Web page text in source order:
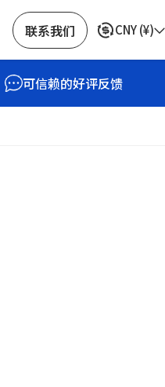
联系我们 CNY(¥)
可信赖的好评反馈